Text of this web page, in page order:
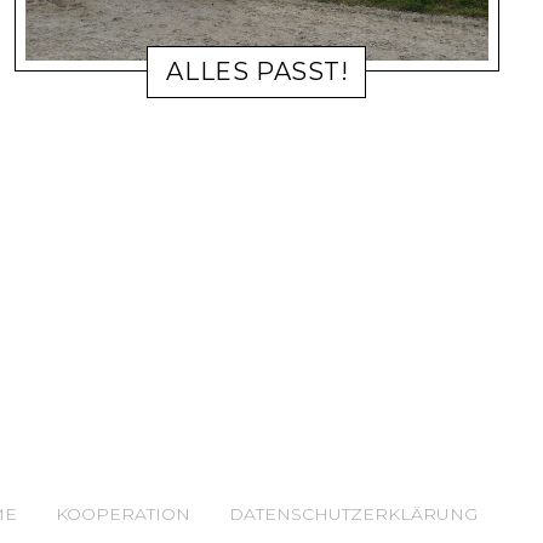
ALLES PASST!
4. JUNI 2017
KOOPERATION DATENSCHUTZERKLÄRUNG